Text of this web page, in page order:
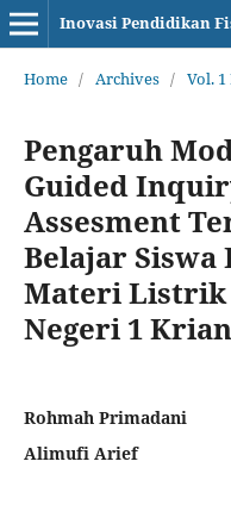
Inovasi Pendidikan
Home / Archives / Vol. 1
Pengaruh
Guided
Assesment
Belajar ‎Siswa
Materi Listrik
Negeri 1 Krian
Rohmah Primadani
Alimufi Arief